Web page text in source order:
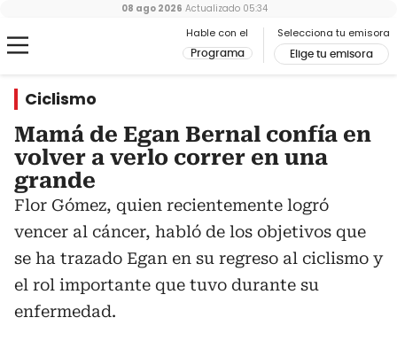
Hable con el
Programa
Selecciona tu emisora
Elige tu emisora
08 ago 2026 Actualizado 05:34
Ciclismo
Mamá de Egan Bernal confía en
volver a verlo correr en una
grande
Flor Gómez, quien recientemente logró
vencer al cáncer, habló de los objetivos que
se ha trazado Egan en su regreso al ciclismo y
el rol importante que tuvo durante su
enfermedad.